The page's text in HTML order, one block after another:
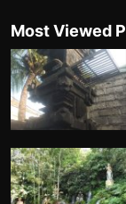
Most Viewed